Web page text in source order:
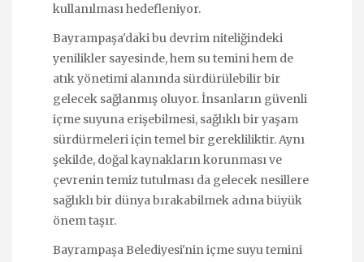
kullanılması hedefleniyor.
Bayrampaşa'daki bu devrim niteliğindeki
yenilikler sayesinde, hem su temini hem de
atık yönetimi alanında sürdürülebilir bir
gelecek sağlanmış oluyor. İnsanların güvenli
içme suyuna erişebilmesi, sağlıklı bir yaşam
sürdürmeleri için temel bir gerekliliktir. Aynı
şekilde, doğal kaynakların korunması ve
çevrenin temiz tutulması da gelecek nesillere
sağlıklı bir dünya bırakabilmek adına büyük
önem taşır.
Bayrampaşa Belediyesi'nin içme suyu temini